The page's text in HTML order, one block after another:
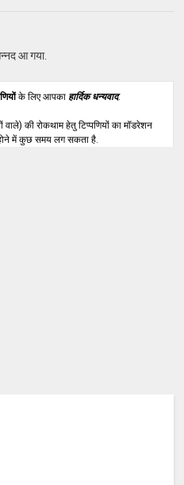
आ गया.
के लिए आपका हार्दिक धन्यवाद.
की रोकथाम हेतु टिप्पणियों का मॉडरेशन
में कुछ समय लग सकता है.